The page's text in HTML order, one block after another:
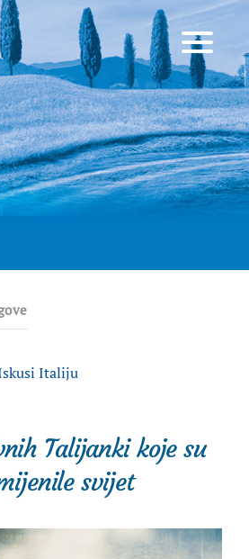
Italiju
Talijanki koje su
svijet